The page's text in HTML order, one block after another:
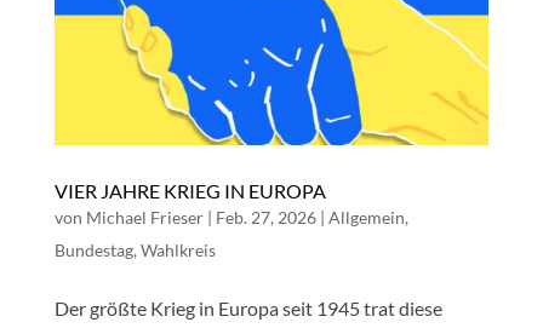
VIER JAHRE KRIEG IN EUROPA
von Michael Frieser| Feb. 27, 2026| Allgemein,
Bundestag, Wahlkreis
Der größte Krieg in Europa seit 1945 trat diese